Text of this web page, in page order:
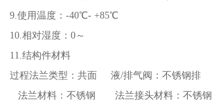
9.使用温度：-40℃- +85℃
10.相对湿度：0～
11.结构件材料
过程法兰类型：共面 液/排气阀：不锈钢排
法兰材料：不锈钢 法兰接头材料：不锈钢